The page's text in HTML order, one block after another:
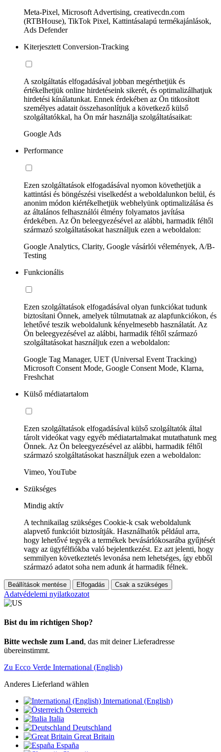
Meta-Pixel, Microsoft Advertising, creativecdn.com
(RTBHouse), TikTok Pixel, Kattintásalapú termékajánlások,
Ads Defender
Kiterjesztett Conversion-Tracking
A szolgáltatás elfogadásával jobban megérthetjük és
értékelhetjük online hirdetéseink sikerét, és optimalizálhatjuk
hirdetési kínálatunkat. Ennek érdekében az Ön titkosított
személyes adatait összehasonlítjuk a következő külső
szolgáltatókkal, ha Ön már használja szolgáltatásaikat:
Google Ads
Performance
Ezen szolgáltatások elfogadásával nyomon követhetjük a
kattintási és böngészési viselkedést a weboldalunkon belül, és
anonim módon kiértékelhetjük webhelyünk optimalizálása és
az általános felhasználói élmény folyamatos javítása
érdekében. Az Ön beleegyezésével az alábbi, harmadik féltől
származó szolgáltatásokat használjuk ezen a weboldalon:
Google Analytics, Clarity, Google vásárlói vélemények, A/B-
Testing
Funkcionális
Ezen szolgáltatások elfogadásával olyan funkciókat tudunk
biztosítani Önnek, amelyek túlmutatnak az alapfunkciókon, és
lehetővé teszik weboldalunk kényelmesebb használatát. Az
Ön beleegyezésével az alábbi, harmadik féltől származó
szolgáltatásokat használjuk ezen a weboldalon:
Google Tag Manager, UET (Universal Event Tracking)
Microsoft Consent Mode, Google Consent Mode, Klarna,
Freshchat
Külső médiatartalom
Ezen szolgáltatások elfogadásával külső szolgáltatók által
tárolt videókat vagy egyéb médiatartalmakat mutathatunk meg
Önnek. Az Ön beleegyezésével az alábbi, harmadik féltől
származó szolgáltatásokat használjuk ezen a weboldalon:
Vimeo, YouTube
Szükséges
Mindig aktív
A technikailag szükséges Cookie-k csak weboldalunk
alapvető funkcióit biztosítják. Használhatók például arra,
hogy lehetővé tegyék a termékek bevásárlókosarába gyűjtését
vagy az ügyfélfiókba való bejelentkezést. Ez azt jelenti, hogy
semmilyen következtetés levonása nem lehetséges, így ebből
származó adatot soha nem adunk át harmadik félnek.
Beállítások mentése Elfogadás Csak a szükséges
Adatvédelemi nyilatkozatot
Bist du im richtigen Shop?
Bitte wechsle zum Land, das mit deiner Lieferadresse
übereinstimmt.
Zu Ecco Verde International (English)
Anderes Lieferland wählen
International (English)
Österreich
Italia
Deutschland
Great Britain
España